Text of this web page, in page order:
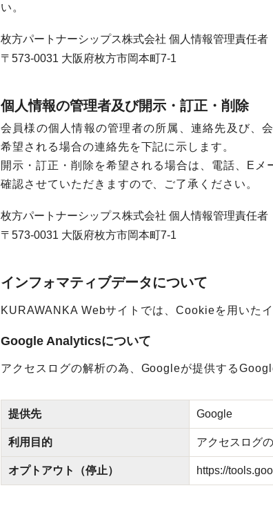
い。
枚方パートナーシップス株式会社 個人情報管理責任
573-0031 大阪府枚方市岡本町7-1
個人情報の管理者及び開示・訂正・削除
会員様の個人情報の管理者の所属、連絡先及び、
希望される場合の連絡先を下記に示します。
開示・訂正・削除を希望される場合は、電話、E
確認させていただきますので、ご了承ください。
枚方パートナーシップス株式会社 個人情報管理責任
573-0031 大阪府枚方市岡本町7-1
インフォマティブデータについて
KURAWANKA Webサイトでは、Cookieを用いた
Google Analyticsについて
アクセスログの解析の為、Googleが提供する
提供先 Google
利用目的 アクセスログ
オプトアウト（停止） https://